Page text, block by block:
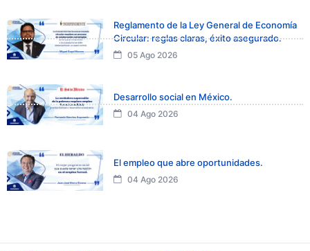
Reglamento de la Ley General de Economía
Circular: reglas claras, éxito asegurado.
05 Ago 2026
Desarrollo social en México.
04 Ago 2026
El empleo que abre oportunidades.
04 Ago 2026